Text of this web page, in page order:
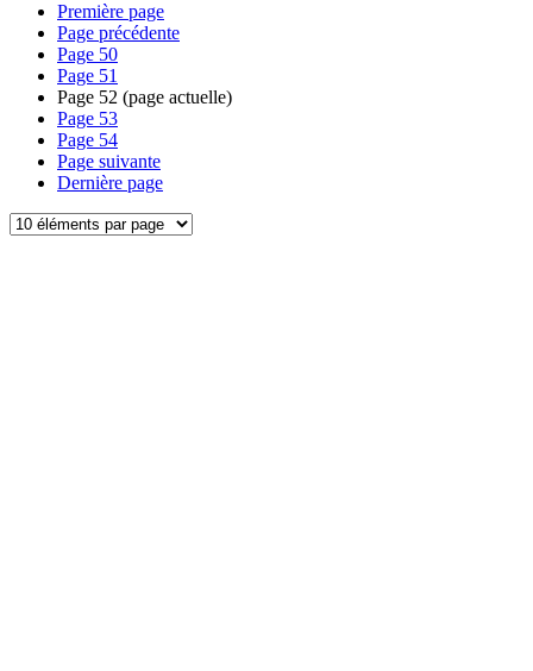
Première page
Page précédente
Page 50
Page 51
Page 52 (page actuelle)
Page 53
Page 54
Page suivante
Dernière page